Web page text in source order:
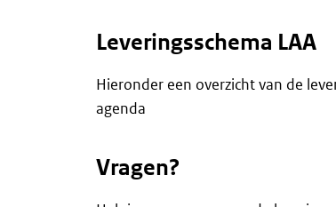
Leveringsschema LAA
Hieronder een overzicht van de
agenda
Vragen?